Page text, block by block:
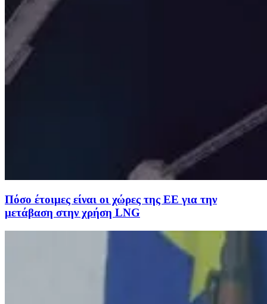
Πόσο έτοιμες είναι οι χώρες της ΕΕ για την
μετάβαση στην χρήση LNG